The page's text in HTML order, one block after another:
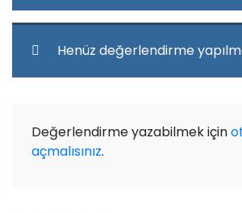
Henüz değerlendirme
Değerlendirme yazabilmek için
açmalısınız.